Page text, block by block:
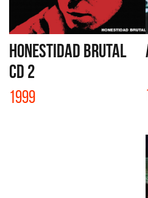
HONESTIDAD BRUTAL
CD 2
1999